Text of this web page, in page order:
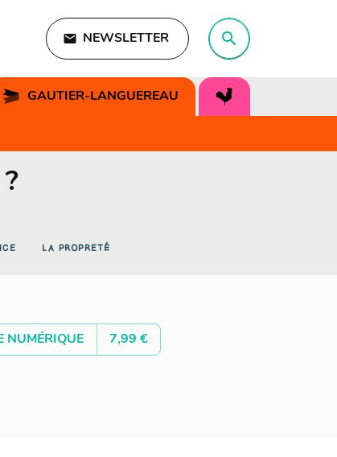
email NEWSLETTER search
GAUTIER-LANGUEREAU
search
LA PROPRETÉ
NUMÉRIQUE 7,99 €